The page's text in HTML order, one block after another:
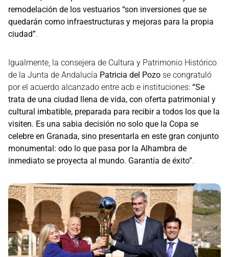
remodelación de los vestuarios “son inversiones que se
quedarán como infraestructuras y mejoras para la propia
ciudad”.
Igualmente, la consejera de Cultura y Patrimonio Histórico
de la Junta de Andalucía Patricia del Pozo se congratuló
por el acuerdo alcanzado entre acb e instituciones: “Se
trata de una ciudad llena de vida, con oferta patrimonial y
cultural imbatible, preparada para recibir a todos los que la
visiten. Es una sabia decisión no solo que la Copa se
celebre en Granada, sino presentarla en este gran conjunto
monumental: odo lo que pasa por la Alhambra de
inmediato se proyecta al mundo. Garantía de éxito”.